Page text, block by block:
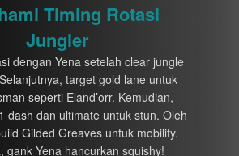
Timing Rotasi
Jungler
dengan Yena setelah clear jungle
target gold lane untuk
seperti Eland’orr. Kemudian,
dash dan ultimate untuk stun. Oleh
Gilded Greaves untuk mobility.
gank Yena hancurkan squishy!